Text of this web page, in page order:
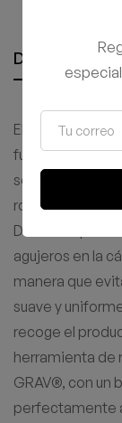
Descripción
El GRAV®
funcionalidad y
solo 1.25″ de
robusto y
Diseñado
agujeros en la
manera que
suave y
recoge el
herramienta de
GRAV®, con un
perfectamente